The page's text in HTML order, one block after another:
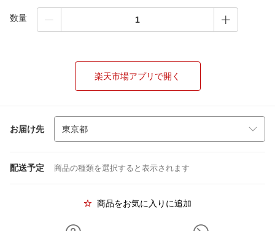
数量
楽天市場アプリで開く
お届け先
配送予定 商品の種類を選択すると表示されます
商品をお気に入りに追加